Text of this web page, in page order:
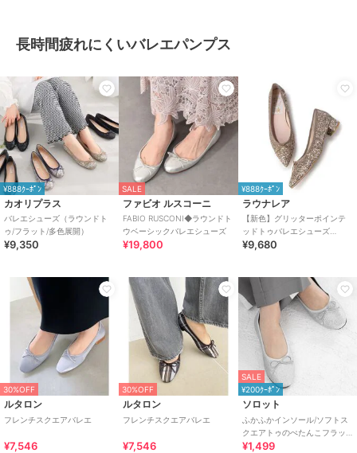
長時間疲れにくいバレエパンプス
¥888ｸｰﾎﾟﾝ
カオリプラス
バレエシューズ（ラウンドト
ゥ/フラット/多色展開）
¥9,350
SALE
ファビオ ルスコーニ
FABIO RUSCONI◆ラウンドト
ウベーシックバレエシューズ
¥19,800
¥888ｸｰﾎﾟﾝ
ラウナレア
【新色】グリッターポインテ
ッドトゥバレエシューズ
(B9601A)
¥9,680
30%OFF
ルタロン
フレンチスクエアバレエ
¥7,546
30%OFF
ルタロン
フレンチスクエアバレエ
¥7,546
SALE
¥200ｸｰﾎﾟﾝ
ソロット
ふかふかインソール/ソフトス
クエアトゥのぺたんこフラッ
トバレエシューズ
¥1,499